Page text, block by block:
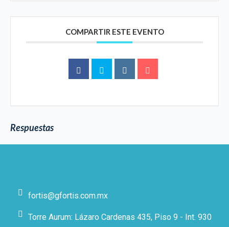
COMPARTIR ESTE EVENTO
Respuestas
fortis@gfortis.com.mx
Torre Aurum: Lázaro Cardenas 435, Piso 9 - Int. 930